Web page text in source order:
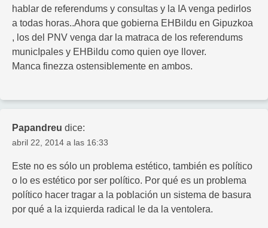
hablar de referendums y consultas y la IA venga pedirlos
a todas horas..Ahora que gobierna EHBildu en Gipuzkoa
, los del PNV venga dar la matraca de los referendums
municIpales y EHBildu como quien oye llover.
Manca finezza ostensiblemente en ambos.
Papandreu dice:
abril 22, 2014 a las 16:33
Este no es sólo un problema estético, también es político
o lo es estético por ser político. Por qué es un problema
político hacer tragar a la población un sistema de basura
por qué a la izquierda radical le da la ventolera.